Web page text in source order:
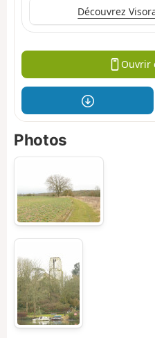
Découvrez
Ouvrir
Photos